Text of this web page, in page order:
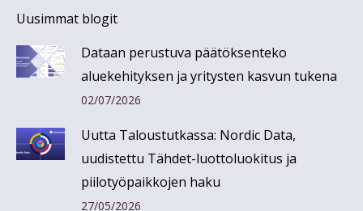
Uusimmat blogit
Dataan perustuva päätöksenteko
aluekehityksen ja yritysten kasvun tukena
02/07/2026
Uutta Taloustutkassa: Nordic Data,
uudistettu Tähdet-luottoluokitus ja
piilotyöpaikkojen haku
27/05/2026